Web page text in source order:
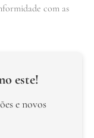
com as
este!
e novos